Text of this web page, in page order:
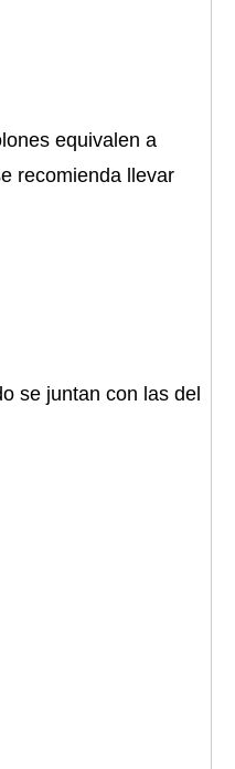
equivalen a
recomienda llevar
se juntan con las del